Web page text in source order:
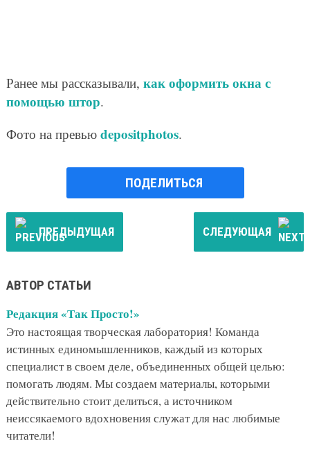
Ранее мы рассказывали, как оформить окна с
помощью штор.
Фото на превью depositphotos.
ПОДЕЛИТЬСЯ
ПРЕДЫДУЩАЯ СЛЕДУЮЩАЯ
АВТОР СТАТЬИ
Редакция «Так Просто!»
Это настоящая творческая лаборатория! Команда
истинных единомышленников, каждый из которых
специалист в своем деле, объединенных общей целью:
помогать людям. Мы создаем материалы, которыми
действительно стоит делиться, а источником
неиссякаемого вдохновения служат для нас любимые
читатели!